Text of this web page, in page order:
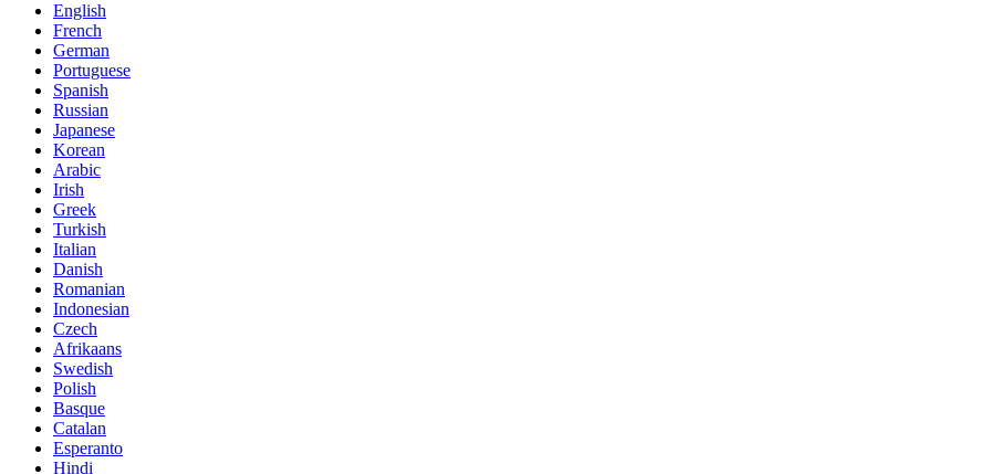
English
French
German
Portuguese
Spanish
Russian
Japanese
Korean
Arabic
Irish
Greek
Turkish
Italian
Danish
Romanian
Indonesian
Czech
Afrikaans
Swedish
Polish
Basque
Catalan
Esperanto
Hindi